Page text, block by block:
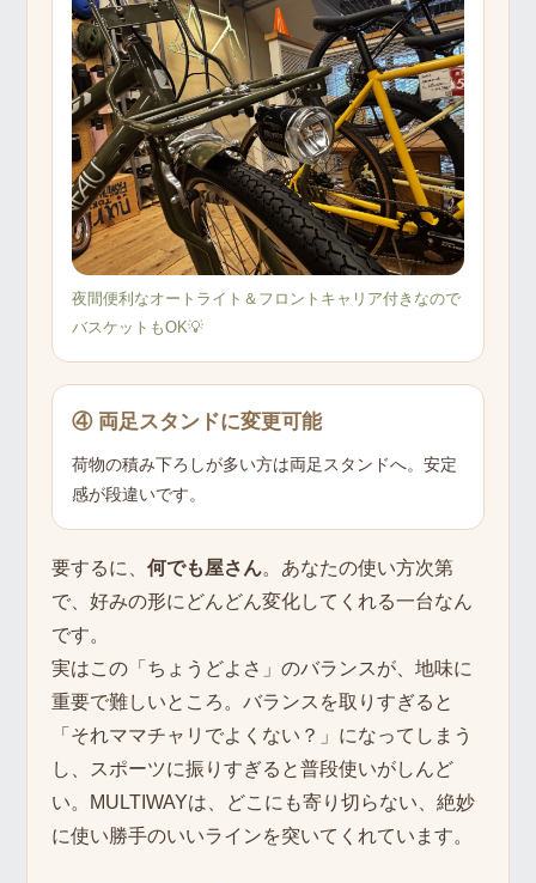
夜間便利なオートライト＆フロントキャリア付きなので
バスケットもOK💡
④ 両足スタンドに変更可能
荷物の積み下ろしが多い方は両足スタンドへ。安定
感が段違いです。
要するに、何でも屋さん。あなたの使い方次第
で、好みの形にどんどん変化してくれる一台なん
です。
実はこの「ちょうどよさ」のバランスが、地味に
重要で難しいところ。バランスを取りすぎると
「それママチャリでよくない？」になってしまう
し、スポーツに振りすぎると普段使いがしんど
い。MULTIWAYは、どこにも寄り切らない、絶妙
に使い勝手のいいラインを突いてくれています。